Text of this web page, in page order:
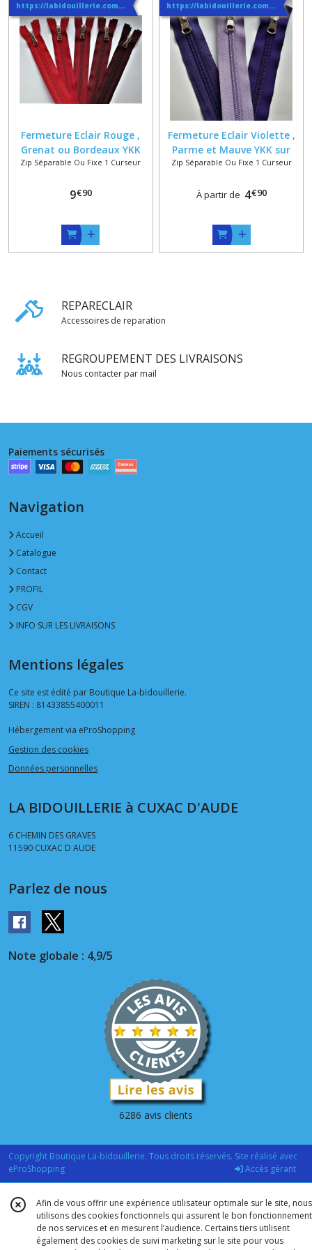
https://labidouillerie.com/page/356991-INFO-SUR-LES-LIVRAISONS.html
Fermeture Eclair Rouge ,
Grenat ou Bordeaux YKK
sur mesure + Curseur
Reversible
Zip Séparable Ou Fixe 1 Curseur
9€90
https://labidouillerie.com/page/356991-INFO-SUR-LES-LIVRAISONS.html
Fermeture Eclair Violette ,
Parme et Mauve YKK sur
mesure Classique ou
Zip Séparable Ou Fixe 1 Curseur
À partir de 4€90
REPARECLAIR
Accessoires de reparation
REGROUPEMENT DES LIVRAISONS
Nous contacter par mail
Paiements sécurisés
Navigation
Accueil
Catalogue
Contact
PROFIL
CGV
INFO SUR LES LIVRAISONS
Mentions légales
Ce site est édité par Boutique La-bidouillerie.
SIREN : 81433855400011
Hébergement via eProShopping
Gestion des cookies
Données personnelles
LA BIDOUILLERIE à CUXAC D'AUDE
6 CHEMIN DES GRAVES
11590 CUXAC D AUDE
Parlez de nous
Note globale : 4,9/5
6286 avis clients
Copyright Boutique La-bidouillerie. Tous droits réservés. Site réalisé avec
eProShopping
Accès gérant
Afin de vous offrir une expérience utilisateur optimale sur le site, nous
utilisons des cookies fonctionnels qui assurent le bon fonctionnement
de nos services et en mesurent l’audience. Certains tiers utilisent
également des cookies de suivi marketing sur le site pour vous